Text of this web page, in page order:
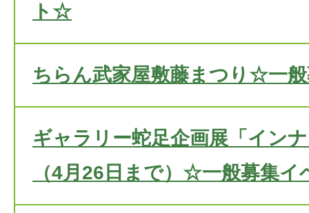
ト☆
ちらん武家屋敷藤まつり☆一
ギャラリー蛇足企画展「イン
（4月26日まで）☆一般募集